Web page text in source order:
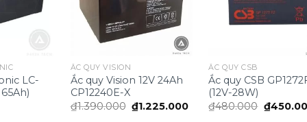
LC-
65Ah)
ẮC QUY VISION
Ắc quy Vision 12V 24Ah
CP12240E-X
₫1.390.000 Giá
gốc
₫1.225.000Giá
hiện
ẮC QUY CSB
Ắc quy CSB
(12V-28W)
₫480.000 Giá
gốc
₫